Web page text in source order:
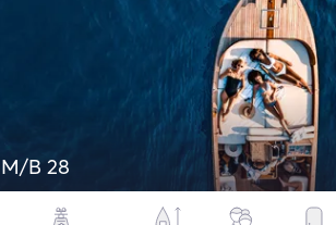
M/B 28